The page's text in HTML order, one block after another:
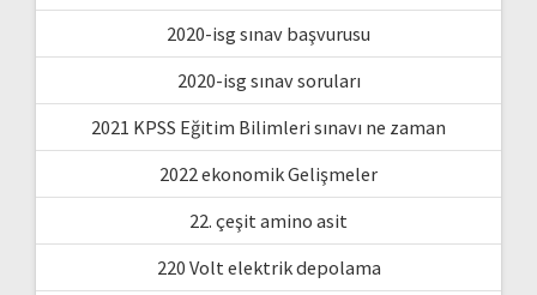
2020-isg sınav başvurusu
2020-isg sınav soruları
2021 KPSS Eğitim Bilimleri sınavı ne zaman
2022 ekonomik Gelişmeler
22. çeşit amino asit
220 Volt elektrik depolama